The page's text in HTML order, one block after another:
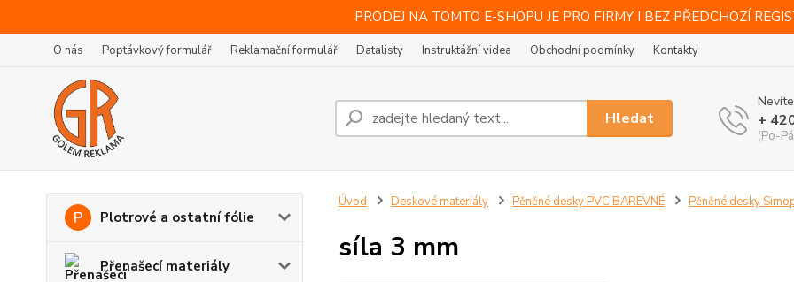
PRODEJ NA TOMTO E-SHOPU JE PRO FIRMY I BEZ PŘEDCHOZÍ
O nás Poptávkový formulář Reklamační formulář Datalisty Instruktážní videa Obchodní podmínky Kontakty
Hledat +
(Po-
Plotrové a ostatní fólie
Přenašecí materiály
Úvod Deskové materiály Pěněné desky PVC BAREVNÉ Pěněné desky
síla 3 mm